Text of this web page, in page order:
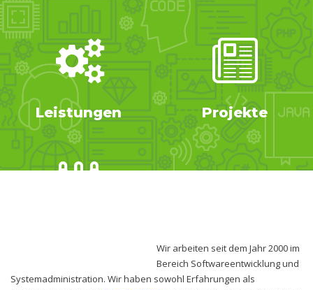
Leistungen Projekte
Wir arbeiten seit dem Jahr 2000 im
Bereich Softwareentwicklung und
Systemadministration. Wir haben sowohl Erfahrungen als